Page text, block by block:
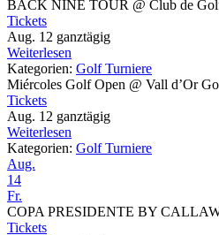
BACK NINE TOUR @ Club de
Tickets
Aug. 12 ganztägig
Weiterlesen
Kategorien: Golf Turniere
Miércoles Golf Open @ Vall d’Or
Tickets
Aug. 12 ganztägig
Weiterlesen
Kategorien: Golf Turniere
Aug.
14
Fr.
COPA PRESIDENTE BY
Tickets